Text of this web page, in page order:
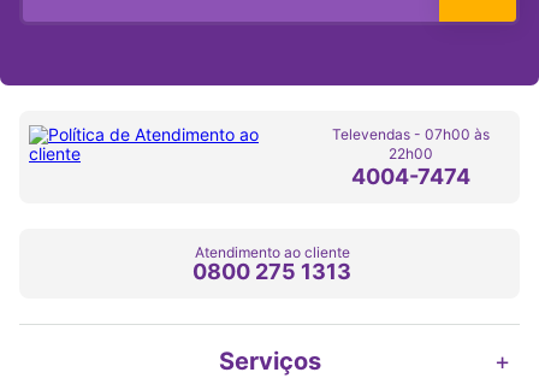
Televendas - 07h00 às
22h00
4004-7474
Atendimento ao cliente
0800 275 1313
Serviços +